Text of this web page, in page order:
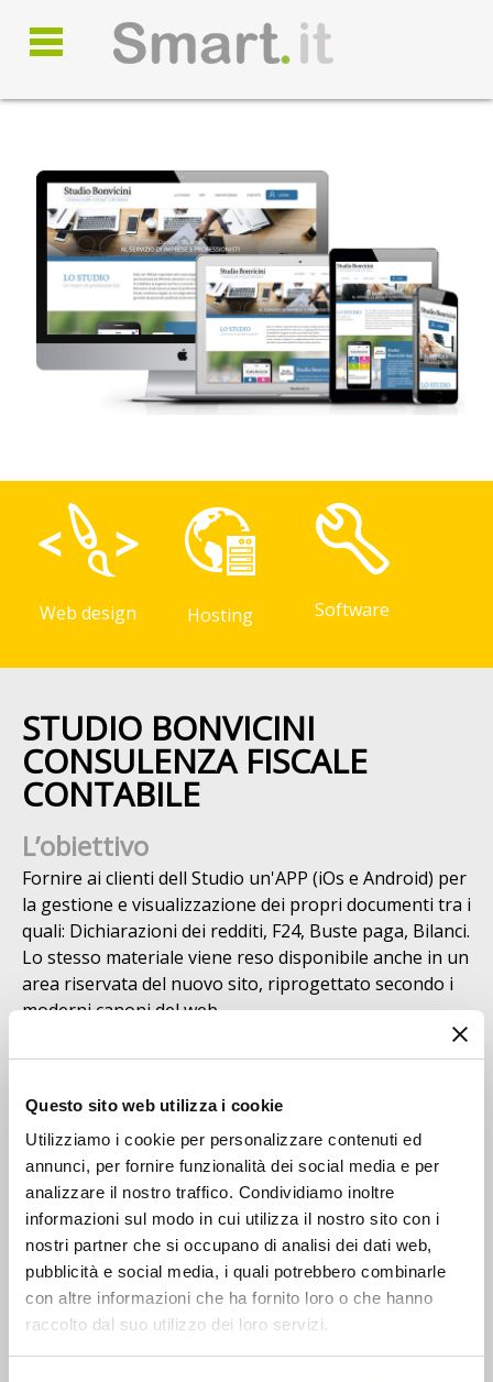
Questo sito web utilizza i cookie
Utilizziamo i cookie per personalizzare contenuti ed
annunci, per fornire funzionalità dei social media e per
analizzare il nostro traffico. Condividiamo inoltre
informazioni sul modo in cui utilizza il nostro sito con i
nostri partner che si occupano di analisi dei dati web,
pubblicità e social media, i quali potrebbero combinarle
con altre informazioni che ha fornito loro o che hanno
raccolto dal suo utilizzo dei loro servizi.
Web design Hosting Software
STUDIO BONVICINI
CONSULENZA FISCALE
CONTABILE
L’obiettivo
Fornire ai clienti dell Studio un'APP (iOs e Android) per
la gestione e visualizzazione dei propri documenti tra i
quali: Dichiarazioni dei redditi, F24, Buste paga, Bilanci.
Lo stesso materiale viene reso disponibile anche in un
area riservata del nuovo sito, riprogettato secondo i
moderni canoni del web.
La soluzione
interazionesemplice e gradevole. Gestione e
visualizzazione della documentazione riservata ai
propri clienti, sia tramite App che tramite area
riservata nel nuovo sito. Attivazione di varie utilità e
programmi tra cui la compilazione, spedizione e
ricezione della Fattura Elettronica secondo i nuovi
modelli normativi.
I vantaggi